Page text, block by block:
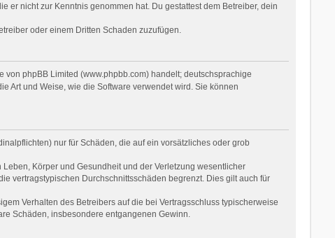
er nicht zur Kenntnis genommen hat. Du gestattest dem Betreiber, dein
oder einem Dritten Schaden zuzufügen.
von phpBB Limited (www.phpbb.com) handelt; deutschsprachige
Art und Weise, wie die Software verwendet wird. Sie können
nur für Schäden, die auf ein vorsätzliches oder grob
Körper und Gesundheit und der Verletzung wesentlicher
vertragstypischen Durchschnittsschäden begrenzt. Dies gilt auch für
Verhalten des Betreibers auf die bei Vertragsschluss typischerweise
Schäden, insbesondere entgangenen Gewinn.